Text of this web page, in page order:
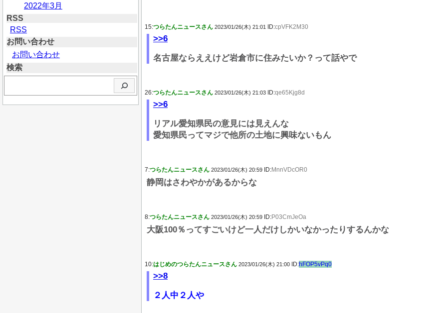
2022年3月
RSS
RSS
お問い合わせ
お問い合わせ
検索
15:つらたんニュースさん 2023/01/26(木) 21:01 ID:cpVFK2M30
>>6
名古屋ならええけど岩倉市に住みたいか？って話やで
26:つらたんニュースさん 2023/01/26(木) 21:03 ID:qe65Kjg8d
>>6
リアル愛知県民の意見には見えんな
愛知県民ってマジで他所の土地に興味ないもん
7:つらたんニュースさん 2023/01/26(木) 20:59 ID:MnnVDcOR0
静岡はさわやかがあるからな
8:つらたんニュースさん 2023/01/26(木) 20:59 ID:P03CmJeOa
大阪100％ってすごいけど一人だけしかいなかったりするんかな
10:はじめのつらたんニュースさん 2023/01/26(木) 21:00 ID:hFOP5vPq0
>>8
２人中２人や